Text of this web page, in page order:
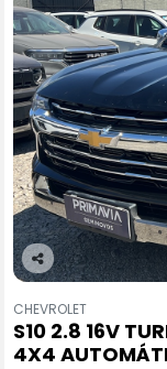
Co
pa
rtil
he
CHEVROLET
S10 2.8 16V
4X4